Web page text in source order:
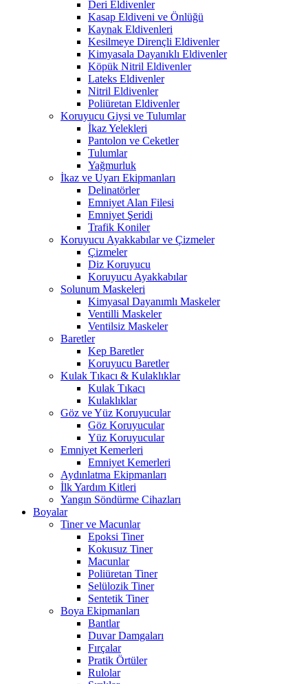
Deri Eldivenler
Kasap Eldiveni ve Önlüğü
Kaynak Eldivenleri
Kesilmeye Dirençli Eldivenler
Kimyasala Dayanıklı Eldivenler
Köpük Nitril Eldivenler
Lateks Eldivenler
Nitril Eldivenler
Poliüretan Eldivenler
Koruyucu Giysi ve Tulumlar
İkaz Yelekleri
Pantolon ve Ceketler
Tulumlar
Yağmurluk
İkaz ve Uyarı Ekipmanları
Delinatörler
Emniyet Alan Filesi
Emniyet Şeridi
Trafik Koniler
Koruyucu Ayakkabılar ve Çizmeler
Çizmeler
Diz Koruyucu
Koruyucu Ayakkabılar
Solunum Maskeleri
Kimyasal Dayanımlı Maskeler
Ventilli Maskeler
Ventilsiz Maskeler
Baretler
Kep Baretler
Koruyucu Baretler
Kulak Tıkacı & Kulaklıklar
Kulak Tıkacı
Kulaklıklar
Göz ve Yüz Koruyucular
Göz Koruyucular
Yüz Koruyucular
Emniyet Kemerleri
Emniyet Kemerleri
Aydınlatma Ekipmanları
İlk Yardım Kitleri
Yangın Söndürme Cihazları
Boyalar
Tiner ve Macunlar
Epoksi Tiner
Kokusuz Tiner
Macunlar
Poliüretan Tiner
Selülozik Tiner
Sentetik Tiner
Boya Ekipmanları
Bantlar
Duvar Damgaları
Fırçalar
Pratik Örtüler
Rulolar